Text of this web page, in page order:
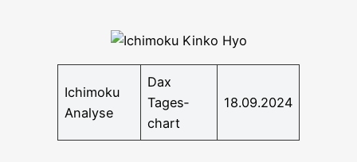
Ichi­mo­ku
Analyse
Dax
Tages­
chart
18.09.2024